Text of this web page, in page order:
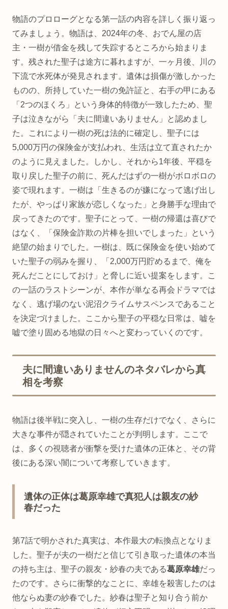
物語のプロローグとなる第一話の内容を詳しく振り返っ
てみましょう。物語は、2024年の冬、おでん屋の店
主・一樹が借金を残して失踪するところから始まりま
す。残された聖子は途方に暮れますが、一ヶ月後、川の
下流で水死体が発見されます。遺体は損傷が激しかった
ものの、所持していた一樹の免許証と、右手の甲にある
「2つのほくろ」という身体的特徴が一致したため、聖
子は泣きながら「夫に間違いありません」と認めまし
た。これにより一樹の死は法的に確定し、聖子には
5,000万円の保険金が支払われ、生活は立て直されたか
のように見えました。しかし、それから1年後、平穏を
取り戻した聖子の前に、死んだはずの一樹がボロボロの
姿で現れます。一樹は「生きるのが嫌になって逃げ出し
たが、やっぱり家族が恋しくなった」と身勝手な理由で
戻ってきたのです。聖子にとって、一樹の帰還は喜びで
はなく、「保険金詐欺の片棒を担いでしまった」という
絶望の始まりでした。一樹は、既に保険金を使い始めて
いた聖子の弱みを握り、「2,000万円貯めるまで、俺を
死んだことにしておけ」と脅しに近い提案をします。こ
の一話のラストシーンが、本作が単なる再会ドラマでは
なく、逃げ場のない泥沼クライムサスペンスであること
を決定づけました。ここから聖子の平穏な日常は、嘘を
嘘で塗り固める地獄の日々へと変わっていくのです。
夫に間違いありませんのネタバレから真
相を考察
物語は後半戦に突入し、一樹の生存だけでなく、さらに
大きな事件が隠されていたことが判明します。ここで
は、多くの視聴者が衝撃を受けた遺体の正体と、その背
後にある深い闇について考察していきます。
遺体の正体は葛原幸雄で真犯人は親友の紗
春だった
第7話で明かされた真実は、本作最大の転換点となりま
した。聖子が夫の一樹だと信じて引き取った遺体の本当
の持ち主は、聖子の親友・紗春の夫である葛原幸雄だっ
たのです。さらに衝撃的なことに、幸雄を殺害したのは
他ならぬ妻の紗春でした。紗春は聖子と知り合う前か